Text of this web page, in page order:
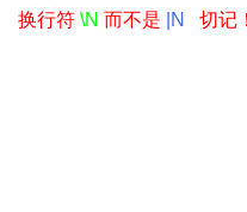
换行符 \N 而不是 |N 切记！